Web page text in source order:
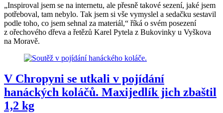
„Inspiroval jsem se na internetu, ale přesně takové sezení, jaké jsem
potřeboval, tam nebylo. Tak jsem si vše vymyslel a sedačku sestavil
podle toho, co jsem sehnal za materiál,“ říká o svém posezení
z ořechového dřeva a řetězů Karel Pytela z Bukovinky u Vyškova
na Moravě.
V Chropyni se utkali v pojídání
hanáckých koláčů. Maxijedlík jich zbaštil
1,2 kg